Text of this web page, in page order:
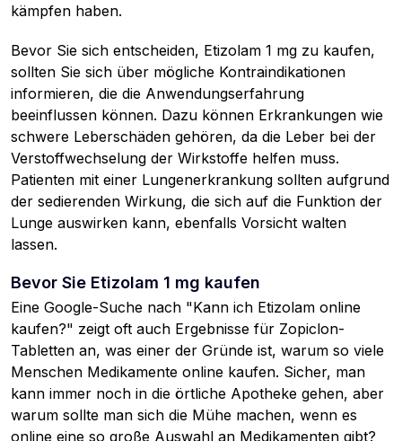
kämpfen haben.
Bevor Sie sich entscheiden, Etizolam 1 mg zu kaufen,
sollten Sie sich über mögliche Kontraindikationen
informieren, die die Anwendungserfahrung
beeinflussen können. Dazu können Erkrankungen wie
schwere Leberschäden gehören, da die Leber bei der
Verstoffwechselung der Wirkstoffe helfen muss.
Patienten mit einer Lungenerkrankung sollten aufgrund
der sedierenden Wirkung, die sich auf die Funktion der
Lunge auswirken kann, ebenfalls Vorsicht walten
lassen.
Bevor Sie Etizolam 1 mg kaufen
Eine Google-Suche nach "Kann ich Etizolam online
kaufen?" zeigt oft auch Ergebnisse für Zopiclon-
Tabletten an, was einer der Gründe ist, warum so viele
Menschen Medikamente online kaufen. Sicher, man
kann immer noch in die örtliche Apotheke gehen, aber
warum sollte man sich die Mühe machen, wenn es
online eine so große Auswahl an Medikamenten gibt?